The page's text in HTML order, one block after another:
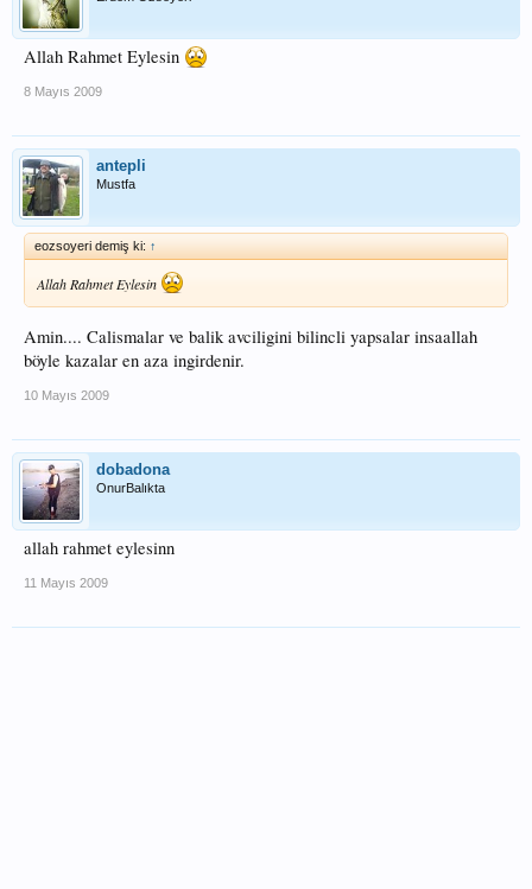
Allah Rahmet Eylesin
8 Mayıs 2009
antepli
Mustfa
eozsoyeri demiş ki: ↑
Allah Rahmet Eylesin
Amin.... Calismalar ve balik avciligini bilincli yapsalar insaallah
böyle kazalar en aza ingirdenir.
10 Mayıs 2009
dobadona
OnurBalıkta
allah rahmet eylesinn
11 Mayıs 2009